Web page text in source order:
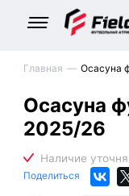
Главная Осасуна
Осасуна
2025/26
Поделиться